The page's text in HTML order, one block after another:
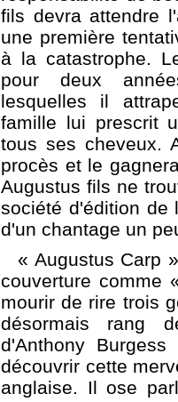
fils devra attendre
une première
à la catastrophe.
pour deux
lesquelles il
famille lui prescrit
tous ses cheveux.
procès et le
Augustus fils ne
société d'édition de
d'un chantage un
« Augustus Carp
couverture comme
mourir de rire trois
désormais rang
d'Anthony
découvrir cette
anglaise. Il ose